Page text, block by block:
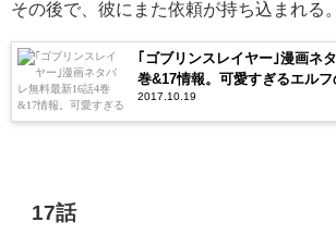
その後で、彼にまた依頼が持ち込まれる。
｢ゴブリンスレイヤー｣漫画ネ
巻&17情報。可愛すぎるエル
なし！
2017.10.19
17話